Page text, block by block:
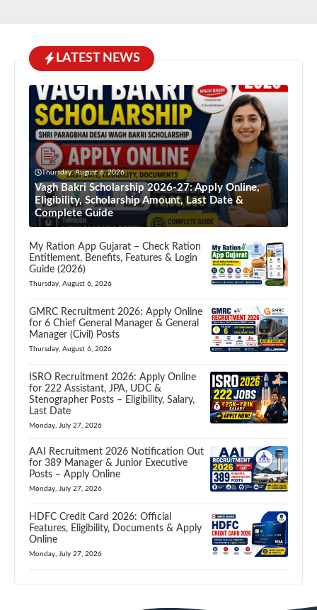
LATEST NEWS
Thursday, August 6, 2026
Vagh Bakri Scholarship 2026-27: Apply Online,
Eligibility, Scholarship Amount, Last Date &
Complete Guide
My Ration App Gujarat – Check Ration
Entitlement, Benefits, Features & Login
Guide (2026)
Thursday, August 6, 2026
GMRC Recruitment 2026: Apply Online
for 6 Chief General Manager & General
Manager (Civil) Posts
Thursday, August 6, 2026
ISRO Recruitment 2026: Apply Online
for 222 Assistant, JPA, UDC &
Stenographer Posts – Eligibility, Salary,
Last Date
Monday, July 27, 2026
AAI Recruitment 2026 Notification Out
for 389 Manager & Junior Executive
Posts – Apply Online
Monday, July 27, 2026
HDFC Credit Card 2026: Official
Features, Eligibility, Documents & Apply
Online
Monday, July 27, 2026